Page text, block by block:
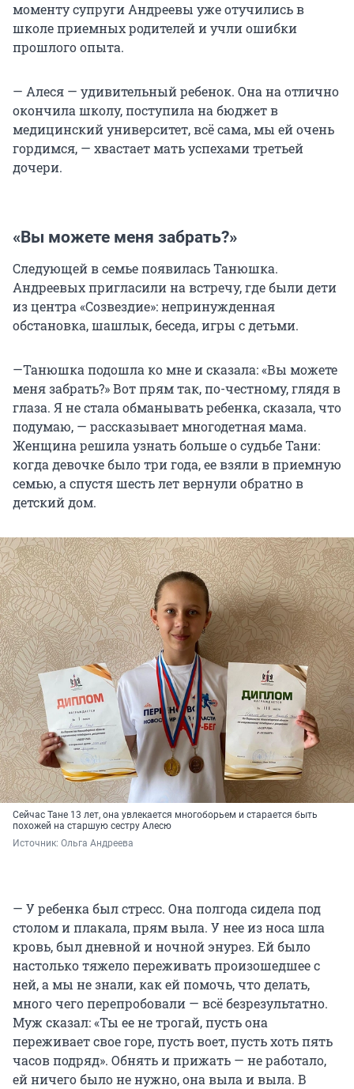
моменту супруги Андреевы уже отучились в
школе приемных родителей и учли ошибки
прошлого опыта.
— Алеся — удивительный ребенок. Она на отлично
окончила школу, поступила на бюджет в
медицинский университет, всё сама, мы ей очень
гордимся, — хвастает мать успехами третьей
дочери.
«Вы можете меня забрать?»
Следующей в семье появилась Танюшка.
Андреевых пригласили на встречу, где были дети
из центра «Созвездие»: непринужденная
обстановка, шашлык, беседа, игры с детьми.
—Танюшка подошла ко мне и сказала: «Вы можете
меня забрать?» Вот прям так, по-честному, глядя в
глаза. Я не стала обманывать ребенка, сказала, что
подумаю, — рассказывает многодетная мама.
Женщина решила узнать больше о судьбе Тани:
когда девочке было три года, ее взяли в приемную
семью, а спустя шесть лет вернули обратно в
детский дом.
Сейчас Тане 13 лет, она увлекается многоборьем и старается быть
похожей на старшую сестру Алесю
Источник: Ольга Андреева
— У ребенка был стресс. Она полгода сидела под
столом и плакала, прям выла. У нее из носа шла
кровь, был дневной и ночной энурез. Ей было
настолько тяжело переживать произошедшее с
ней, а мы не знали, как ей помочь, что делать,
много чего перепробовали — всё безрезультатно.
Муж сказал: «Ты ее не трогай, пусть она
переживает свое горе, пусть воет, пусть хоть пять
часов подряд». Обнять и прижать — не работало,
ей ничего было не нужно, она выла и выла. В